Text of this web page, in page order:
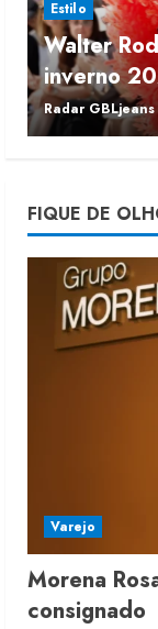
4
5
Estilo
Walter
inverno
Radar GBLjeans
FIQUE DE
Varejo
Morena
consignado